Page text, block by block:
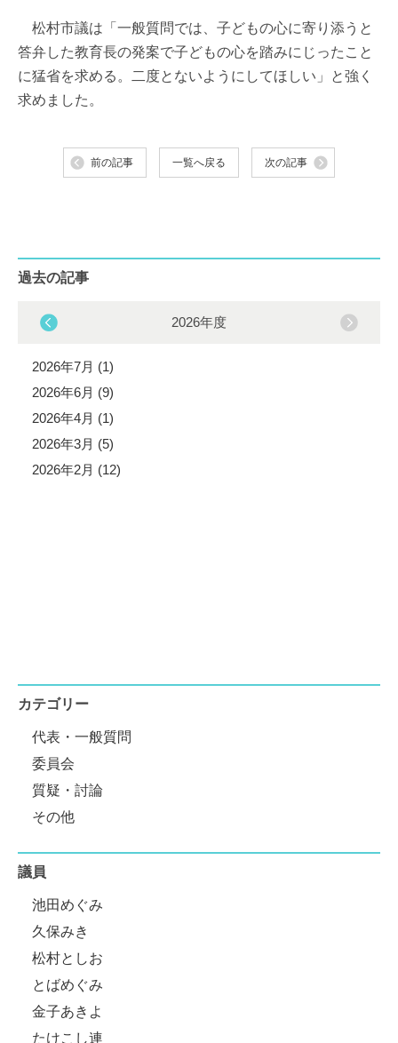
松村市議は「一般質問では、子どもの心に寄り添うと
答弁した教育長の発案で子どもの心を踏みにじったこと
に猛省を求める。二度とないようにしてほしい」と強く
求めました。
前の記事 一覧へ戻る 次の記事
過去の記事
2026年度
2026年7月 (1)
2026年6月 (9)
2026年4月 (1)
2026年3月 (5)
2026年2月 (12)
カテゴリー
代表・一般質問
委員会
質疑・討論
その他
議員
池田めぐみ
久保みき
松村としお
とばめぐみ
金子あきよ
たけこし連